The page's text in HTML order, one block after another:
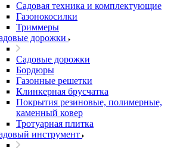
Садовая техника и комплектующие
Газонокосилки
Триммеры
дорожки
Садовые дорожки
Бордюры
Газонные решетки
Клинкерная брусчатка
Покрытия резиновые, полимерные,
каменный ковер
Тротуарная плитка
инструмент